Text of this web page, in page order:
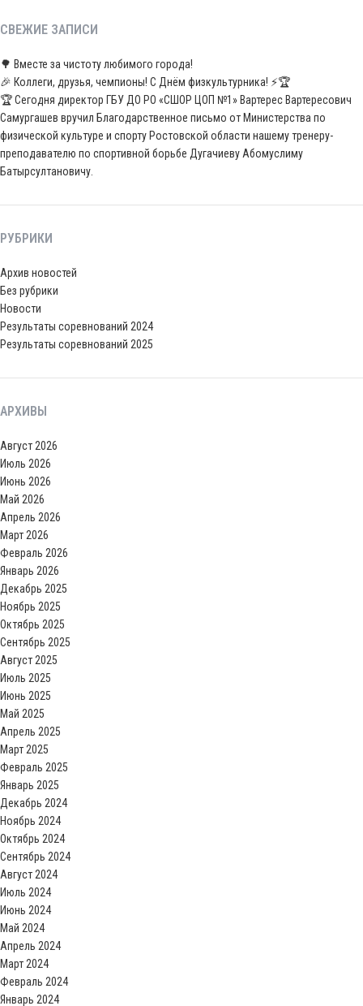
СВЕЖИЕ ЗАПИСИ
🌳 Вместе за чистоту любимого города!
🎉 Коллеги, друзья, чемпионы! С Днём физкультурника! ⚡️🏆
🏆 Сегодня директор ГБУ ДО РО «СШОР ЦОП №1» Вартерес Вартересович
Самургашев вручил Благодарственное письмо от Министерства по
физической культуре и спорту Ростовской области нашему тренеру-
преподавателю по спортивной борьбе Дугачиеву Абомуслиму
Батырсултановичу.
РУБРИКИ
Архив новостей
Без рубрики
Новости
Результаты соревнований 2024
Результаты соревнований 2025
АРХИВЫ
Август 2026
Июль 2026
Июнь 2026
Май 2026
Апрель 2026
Март 2026
Февраль 2026
Январь 2026
Декабрь 2025
Ноябрь 2025
Октябрь 2025
Сентябрь 2025
Август 2025
Июль 2025
Июнь 2025
Май 2025
Апрель 2025
Март 2025
Февраль 2025
Январь 2025
Декабрь 2024
Ноябрь 2024
Октябрь 2024
Сентябрь 2024
Август 2024
Июль 2024
Июнь 2024
Май 2024
Апрель 2024
Март 2024
Февраль 2024
Январь 2024